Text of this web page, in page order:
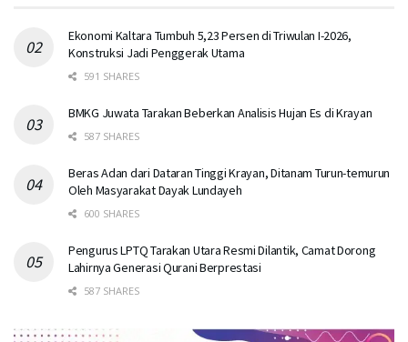
Ekonomi Kaltara Tumbuh 5,23 Persen di Triwulan I-2026,
Konstruksi Jadi Penggerak Utama
591 SHARES
BMKG Juwata Tarakan Beberkan Analisis Hujan Es di Krayan
587 SHARES
Beras Adan dari Dataran Tinggi Krayan, Ditanam Turun-temurun
Oleh Masyarakat Dayak Lundayeh
600 SHARES
Pengurus LPTQ Tarakan Utara Resmi Dilantik, Camat Dorong
Lahirnya Generasi Qurani Berprestasi
587 SHARES